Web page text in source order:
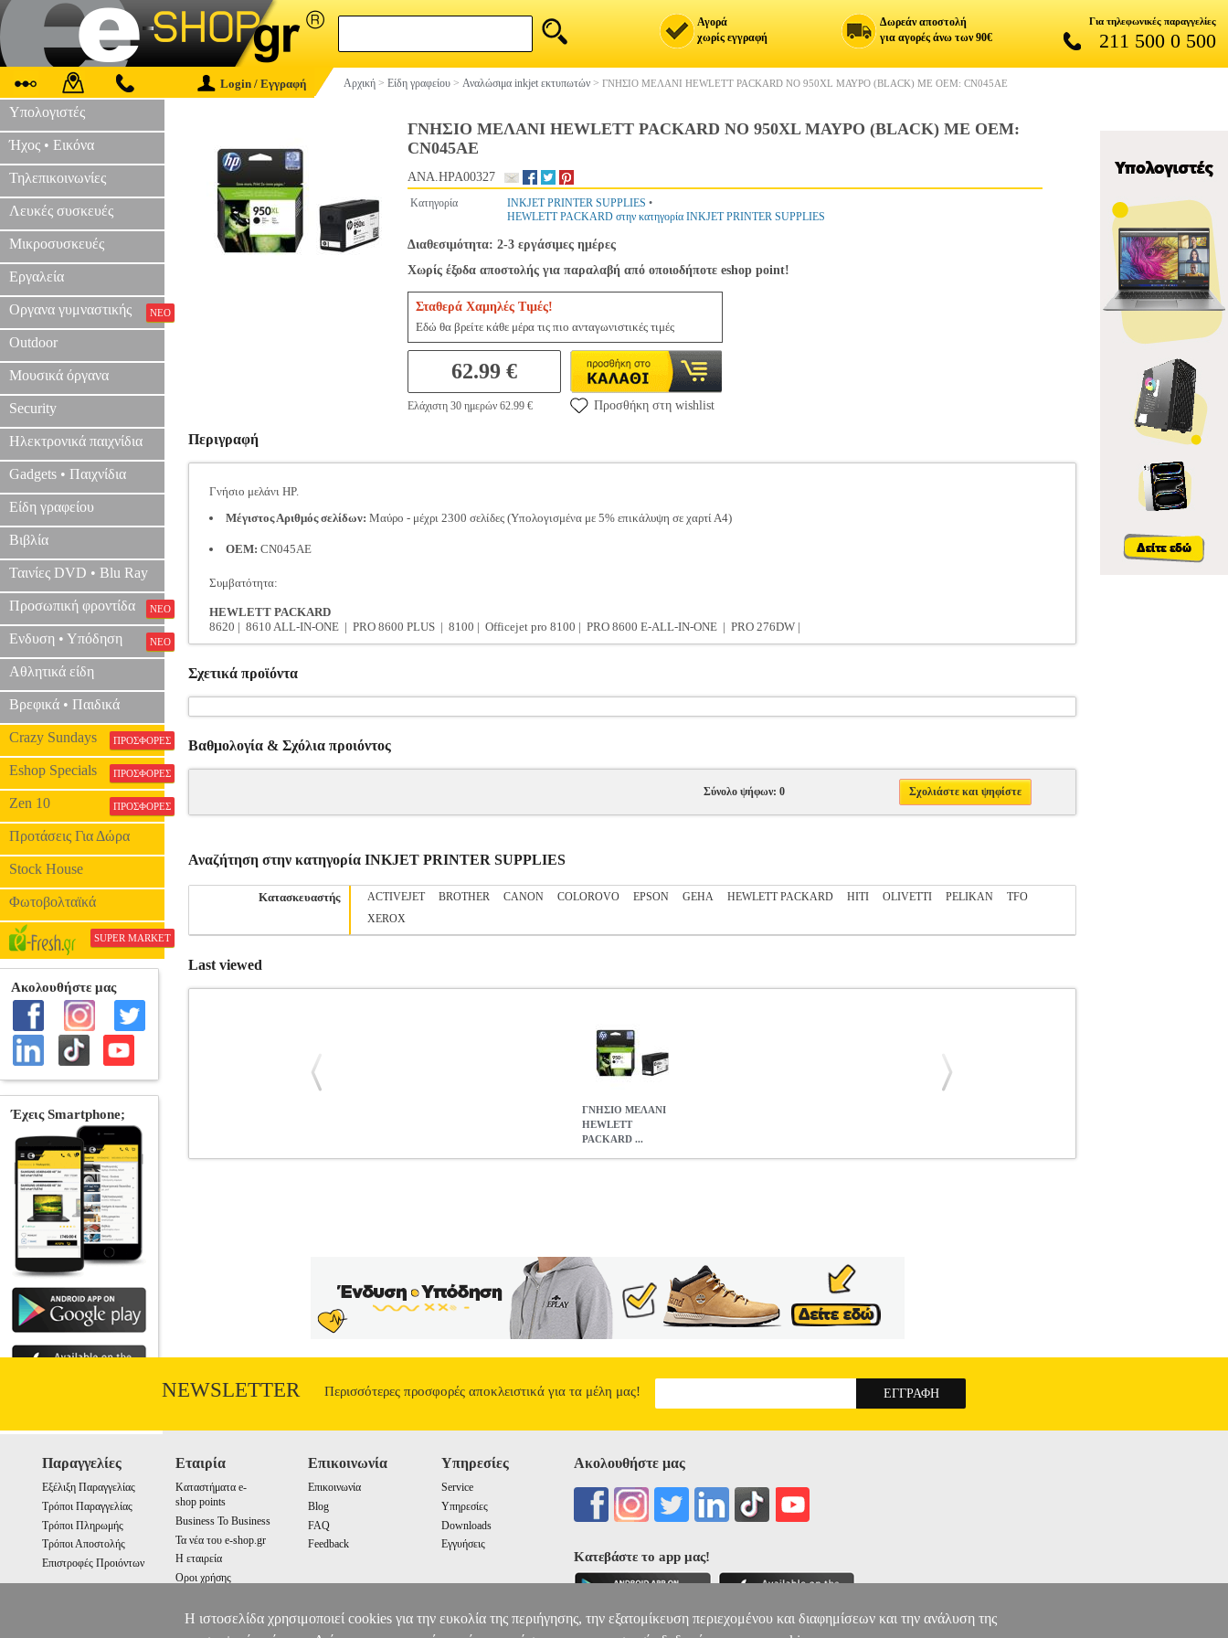
Αγορά
χωρίς εγγραφή
Δωρεάν αποστολή
για αγορές άνω των 90€
Για τηλεφωνικές παραγγελίες
211 500 0 500
Login / Εγγραφή Αρχική > Είδη γραφείου > Αναλώσιμα inkjet εκτυπωτών > ΓΝΗΣΙΟ ΜΕΛΑΝΙ HEWLETT PACKARD NO 950XL ΜΑΥΡΟ (BLACK) ΜΕ OEM: CN045AE
Υπολογιστές
Ήχος • Εικόνα
Τηλεπικοινωνίες
Λευκές συσκευές
Μικροσυσκευές
Εργαλεία
Οργανα γυμναστικής ΝΕΟ
Outdoor
Μουσικά όργανα
Security
Ηλεκτρονικά παιχνίδια
Gadgets • Παιχνίδια
Είδη γραφείου
Βιβλία
Ταινίες DVD • Blu Ray
Προσωπική φροντίδα ΝΕΟ
Ενδυση • Υπόδηση ΝΕΟ
Αθλητικά είδη
Βρεφικά • Παιδικά
Crazy Sundays ΠΡΟΣΦΟΡΕΣ
Eshop Specials ΠΡΟΣΦΟΡΕΣ
Zen 10 ΠΡΟΣΦΟΡΕΣ
Προτάσεις Για Δώρα
Stock House
Φωτοβολταϊκά
SUPER MARKET
ΓΝΗΣΙΟ ΜΕΛΑΝΙ HEWLETT PACKARD NO 950XL ΜΑΥΡΟ (BLACK) ΜΕ OEM:
CN045AE
ANA.HPA00327
Κατηγορία INKJET PRINTER SUPPLIES •
HEWLETT PACKARD στην κατηγορία INKJET PRINTER SUPPLIES
Διαθεσιμότητα: 2-3 εργάσιμες ημέρες
Χωρίς έξοδα αποστολής για παραλαβή από οποιοδήποτε eshop point!
Σταθερά Χαμηλές Τιμές!
Εδώ θα βρείτε κάθε μέρα τις πιο ανταγωνιστικές τιμές
62.99 €
Ελάχιστη 30 ημερών 62.99 € Προσθήκη στη wishlist
Περιγραφή
Γνήσιο μελάνι HP.
Μέγιστος Αριθμός σελίδων: Μαύρο - μέχρι 2300 σελίδες (Υπολογισμένα με 5% επικάλυψη σε χαρτί Α4)
OEM: CN045AE
Συμβατότητα:
HEWLETT PACKARD
8620 | 8610 ALL-IN-ONE | PRO 8600 PLUS | 8100 | Officejet pro 8100 | PRO 8600 E-ALL-IN-ONE | PRO 276DW |
Σχετικά προϊόντα
Βαθμολογία & Σχόλια προιόντος
Σύνολο ψήφων: 0 Σχολιάστε και ψηφίστε
Αναζήτηση στην κατηγορία INKJET PRINTER SUPPLIES
Κατασκευαστής ACTIVEJET BROTHER CANON COLOROVO EPSON GEHA HEWLETT PACKARD HITI OLIVETTI PELIKAN
TFO
XEROX
Last viewed
ΓΝΗΣΙΟ ΜΕΛΑΝΙ
HEWLETT
PACKARD ...
NEWSLETTER Περισσότερες προσφορές αποκλειστικά για τα μέλη μας!
Παραγγελίες
Εξέλιξη Παραγγελίας
Τρόποι Παραγγελίας
Τρόποι Πληρωμής
Τρόποι Αποστολής
Επιστροφές Προιόντων
Εταιρία
Καταστήματα e-
shop points
Business To Business
Τα νέα του e-shop.gr
Η εταιρεία
Οροι χρήσης
Επικοινωνία
Επικοινωνία
Blog
FAQ
Feedback
Υπηρεσίες
Service
Υπηρεσίες
Downloads
Εγγυήσεις
Ακολουθήστε μας
Κατεβάστε το app μας!
Η ιστοσελίδα χρησιμοποιεί cookies για την ευκολία της περιήγησης, την εξατομίκευση περιεχομένου και διαφημίσεων και την ανάλυση της